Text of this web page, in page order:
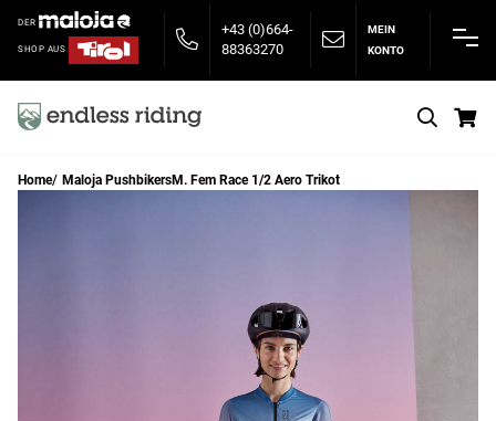
DER
SHOP AUS
+43 (0)664-
88363270
MEIN
KONTO
Home Maloja PushbikersM. Fem Race 1/2 Aero Trikot